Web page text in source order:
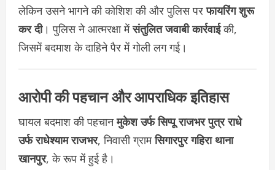
लेकिन उसने भागने की कोशिश की और पुलिस परफायरिंग शुरू
कर दी। पुलिस ने आत्मरक्षा मेंसंतुलित जवाबी कार्रवाईकी,
जिसमें बदमाश के दाहिने पैर में गोली लग गई।
आरोपी की पहचान और आपराधिक इतिहास
घायल बदमाश की पहचानमुकेश उर्फ सिप्पू राजभर पुत्र राधे
उर्फ राधेश्याम राजभर, निवासी ग्रामसिगारपुर गहिरा थाना
खानपुर, के रूप में हुई है।